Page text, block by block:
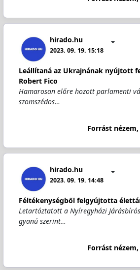
hirado.hu
2023. 09. 19. 15:18
Leállítaná az Ukrajnának nyújtott
Robert Fico
Hamarosan előre hozott parlamenti
szomszédos…
Forrást
hirado.hu
2023. 09. 19. 14:48
Féltékenységből felgyújtotta
Letartóztatott a Nyíregyházi
gyanú szerint…
Forrást